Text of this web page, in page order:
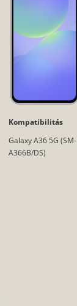
Kompatibilitás
Galaxy A36 5G (SM-
A366B/DS)